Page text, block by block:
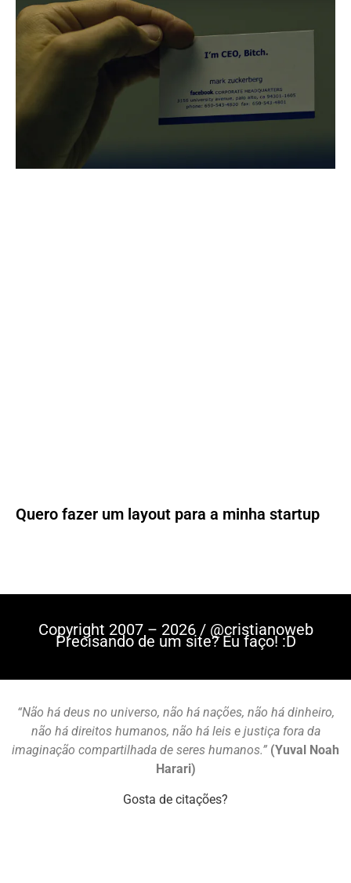
Quero fazer um layout para a minha startup
Copyright 2007 – 2026 / @cristianoweb
Precisando de um site? Eu faço! :D
“Não há deus no universo, não há nações, não há dinheiro,
não há direitos humanos, não há leis e justiça fora da
imaginação compartilhada de seres humanos.” (Yuval Noah
Harari)
Gosta de citações?